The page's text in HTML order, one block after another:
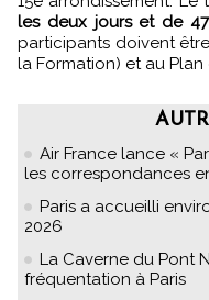
les deux jours et de
participants doivent
la Formation) et au Plan
Air France lance «
les correspondances
Paris a accueilli
2026
La Caverne du Pont
fréquentation à Paris